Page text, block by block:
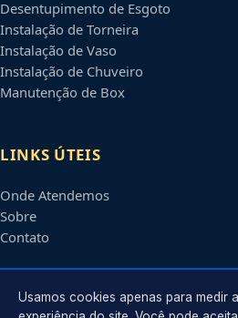
Desentupimento de Esgoto
Instalação de Torneira
Instalação de Vaso
Instalação de Chuveiro
Manutenção de Box
LINKS ÚTEIS
Onde Atendemos
Sobre
Contato
CONTATO
Usamos cookies apenas para medir